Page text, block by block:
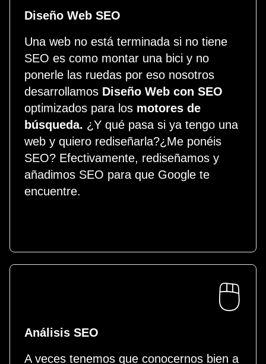
Diseño Web SEO
Una web no está terminada si no tiene
SEO es como montar una bici y no
ponerle las ruedas por eso nosotros
desarrollamos Diseño Web con SEO
optimizados para los motores de
búsqueda. ¿Y qué pasa si ya tengo una
web y quiero rediseñarla?¿Me ponéis
SEO? Efectivamente, rediseñamos y
añadimos SEO para que Google te
encuentre.
🖱️
Análisis SEO
A veces tenemos que conocernos bien a